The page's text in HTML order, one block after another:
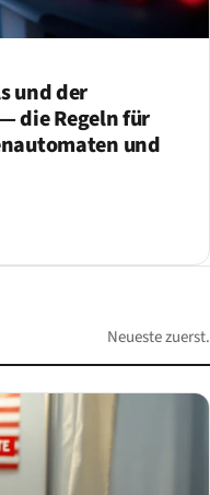
und der
die Regeln für
und
Neueste zuerst.